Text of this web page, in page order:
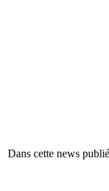
Dans cette news